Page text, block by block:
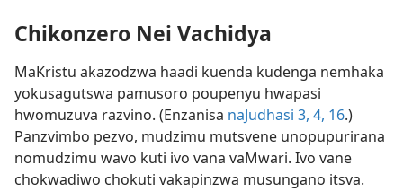
Chikonzero Nei Vachidya
MaKristu akazodzwa haadi kuenda kudenga nemhaka
yokusagutswa pamusoro poupenyu hwapasi
hwomuzuva razvino. (Enzanisa naJudhasi 3, 4, 16.)
Panzvimbo pezvo, mudzimu mutsvene unopupurirana
nomudzimu wavo kuti ivo vana vaMwari. Ivo vane
chokwadiwo chokuti vakapinzwa musungano itsva.